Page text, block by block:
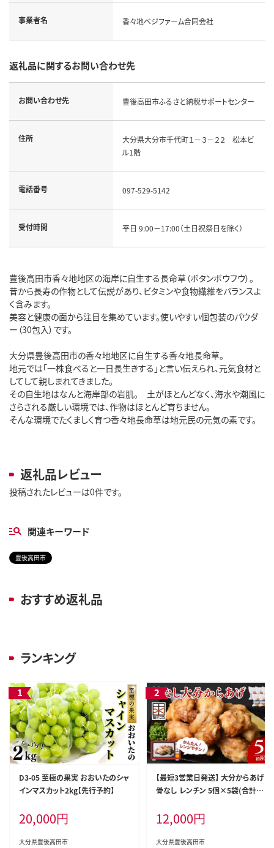
事業者名 香々地ベジファーム合同会社
返礼品に関するお問い合わせ先
お問い合わせ先 豊後高田市ふるさと納税サポートセンター
住所
大分県大分市千代町１－３－２２ 松本ビ
ル1階
電話番号 097-529-5142
受付時間 平日 9:00－17:00（土日祝祭日を除く）
豊後高田市香々地地区の海岸に自生する長命草（ボタンボウフウ）。
昔から長寿の作物として伝説があり、ビタミンや食物繊維をバランスよ
く含みます。
美容と健康の面から注目を集めています。使いやすい個包装のパウダ
ー（30包入）です。
大分県豊後高田市の香々地地区に自生する香々地長命草。
地元では「一株食べると一日長生きする」と言い伝えられ、元気食材と
してして親しまれてきました。
その自生地はなんと海岸部の岩肌。 土がほとんどなく、海水や潮風に
さらされる厳しい環境では、作物はほとんど育ちません。
そんな環境でたくましく育つ香々地長命草は地元民の元気の素です。
返礼品レビュー
投稿されたレビューは0件です。
関連キーワード
豊後高田市
おすすめ返礼品
ランキング
D3-05 至極の果実 おおいたのシャ
インマスカット2kg【先行予約】
20,000円
大分県豊後高田市
【最短3営業日発送】 大分からあげ
骨なし レンチン 5個×5袋(合計約
レンチン唐揚げ 骨なし唐揚げ お弁
当 唐揚げ 冷凍唐揚げ 大分県 C-19
3
12,000円
大分県豊後高田市